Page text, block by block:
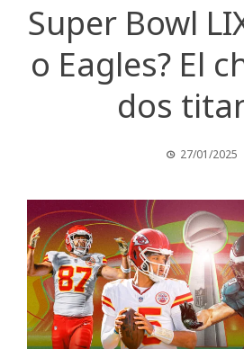
Super Bowl
o Eagles? El
dos
27/01/2025